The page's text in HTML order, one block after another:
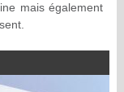
mais également